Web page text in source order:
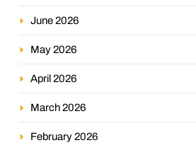
June 2026
May 2026
April 2026
March 2026
February 2026